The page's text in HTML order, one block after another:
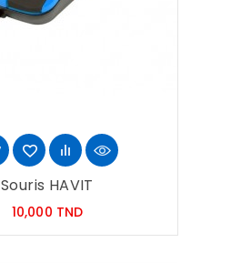
Souris HAVIT
10,000 TNDPrix